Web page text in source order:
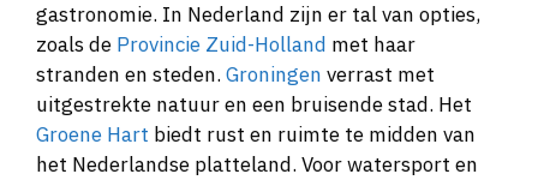
gastronomie. In Nederland zijn er tal van opties,
zoals de Provincie Zuid-Holland met haar
stranden en steden. Groningen verrast met
uitgestrekte natuur en een bruisende stad. Het
Groene Hart biedt rust en ruimte te midden van
het Nederlandse platteland. Voor watersport en